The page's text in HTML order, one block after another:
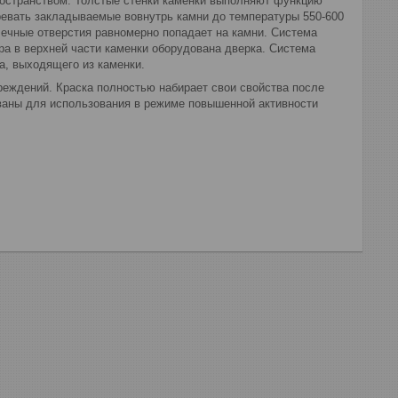
закладываемые вовнутрь камни до температуры 550-600
отверстия равномерно попадает на камни. Система
в верхней части каменки оборудована дверка. Система
выходящего из каменки.
Краска полностью набирает свои свойства после
для использования в режиме повышенной активности